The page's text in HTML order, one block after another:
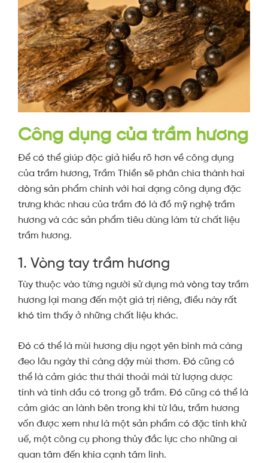
Công dụng của trầm hương
Để có thể giúp độc giả hiểu rõ hơn về công dụng
của trầm hương, Trầm Thiền sẽ phân chia thành hai
dòng sản phẩm chính với hai dạng công dụng đặc
trưng khác nhau của trầm đó là đồ mỹ nghệ trầm
hương và các sản phẩm tiêu dùng làm từ chất liệu
trầm hương.
1. Vòng tay trầm hương
Tùy thuộc vào từng người sử dụng mà vòng tay trầm
hương lại mang đến một giá trị riêng, điều này rất
khó tìm thấy ở những chất liệu khác.
Đó có thể là mùi hương dịu ngọt yên bình mà càng
đeo lâu ngày thì càng dậy mùi thơm. Đó cũng có
thể là cảm giác thư thái thoải mái từ lượng dược
tính và tinh dầu có trong gỗ trầm. Đó cũng có thể là
cảm giác an lành bên trong khi từ lâu, trầm hương
vốn được xem như là một sản phẩm có đặc tính khử
uế, một công cụ phong thủy đắc lực cho những ai
quan tâm đến khía cạnh tâm linh.